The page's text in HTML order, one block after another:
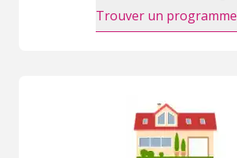
Trouver un programme